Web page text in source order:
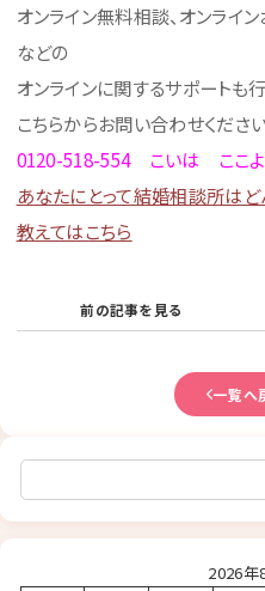
オンライン無料相談、オンライ
などの
オンラインに関するサポートも
こちらからお問い合わせくださ
0120-518-554 こいは ここよ
あなたにとって結婚相談所は
教えてはこちら
前の記事を見る
一覧へ
検索
2026年